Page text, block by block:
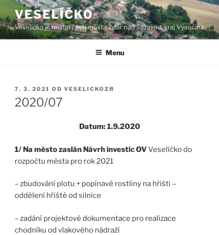
Přejít
k
obsahu
webu
VESELÍČKO
Veselíčko je místní částí města Žďár nad Sázavou, kraj Vysočina
Menu
PUBLIKOVÁNO
7. 3. 2021 OD VESELICKOZR
2020/07
Datum: 1.9.2020
1/ Na město zaslán Návrh investic OVVeselíčko do
rozpočtu města pro rok 2021
– zbudování plotu + popínavé rostliny na hřišti –
oddělení hřiště od silnice
– zadání projektové dokumentace pro realizace
chodníku od vlakového nádraží